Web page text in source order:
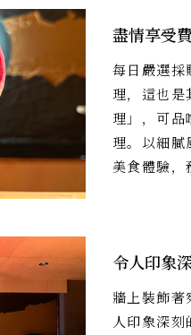
盡情享受
每日嚴選採
理，這也是
理」，可品
理。以細膩
美食體驗，
令人印象
牆上裝飾著
人印象深